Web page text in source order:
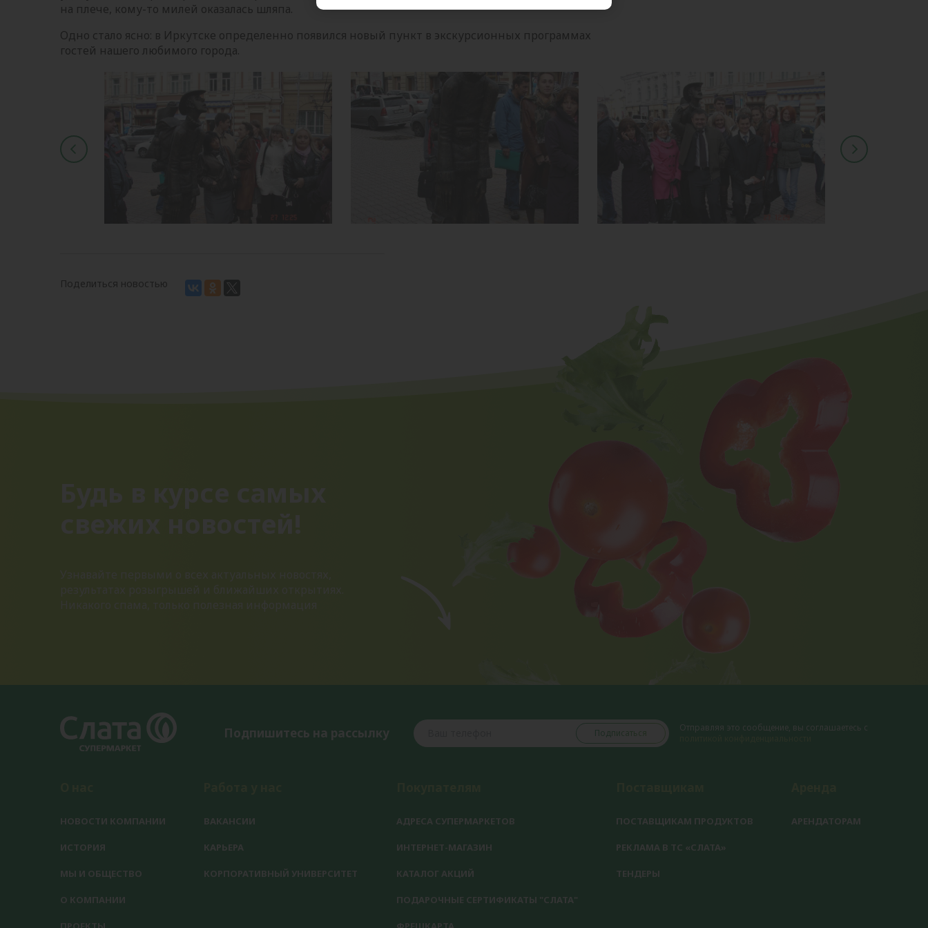
на плече, кому-то милей оказалась шляпа.
Одно стало ясно: в Иркутске определенно появился новый пункт в экскурсионных программах
гостей нашего любимого города.
Поделиться новостью
Подпишитесь на рассылку Подписаться
Отправляя это сообщение, вы соглашаетесь с
НОВОСТИ КОМПАНИИ
ИСТОРИЯ
МЫ И ОБЩЕСТВО
О КОМПАНИИ
ВАКАНСИИ
КАРЬЕРА
КОРПОРАТИВНЫЙ УНИВЕРСИТЕТ
АДРЕСА СУПЕРМАРКЕТОВ
ИНТЕРНЕТ-МАГАЗИН
КАТАЛОГ АКЦИЙ
ПОДАРОЧНЫЕ СЕРТИФИКАТЫ "СЛАТА"
ПОСТАВЩИКАМ ПРОДУКТОВ
РЕКЛАМА В ТС «СЛАТА»
ТЕНДЕРЫ
АРЕНДАТОРАМ